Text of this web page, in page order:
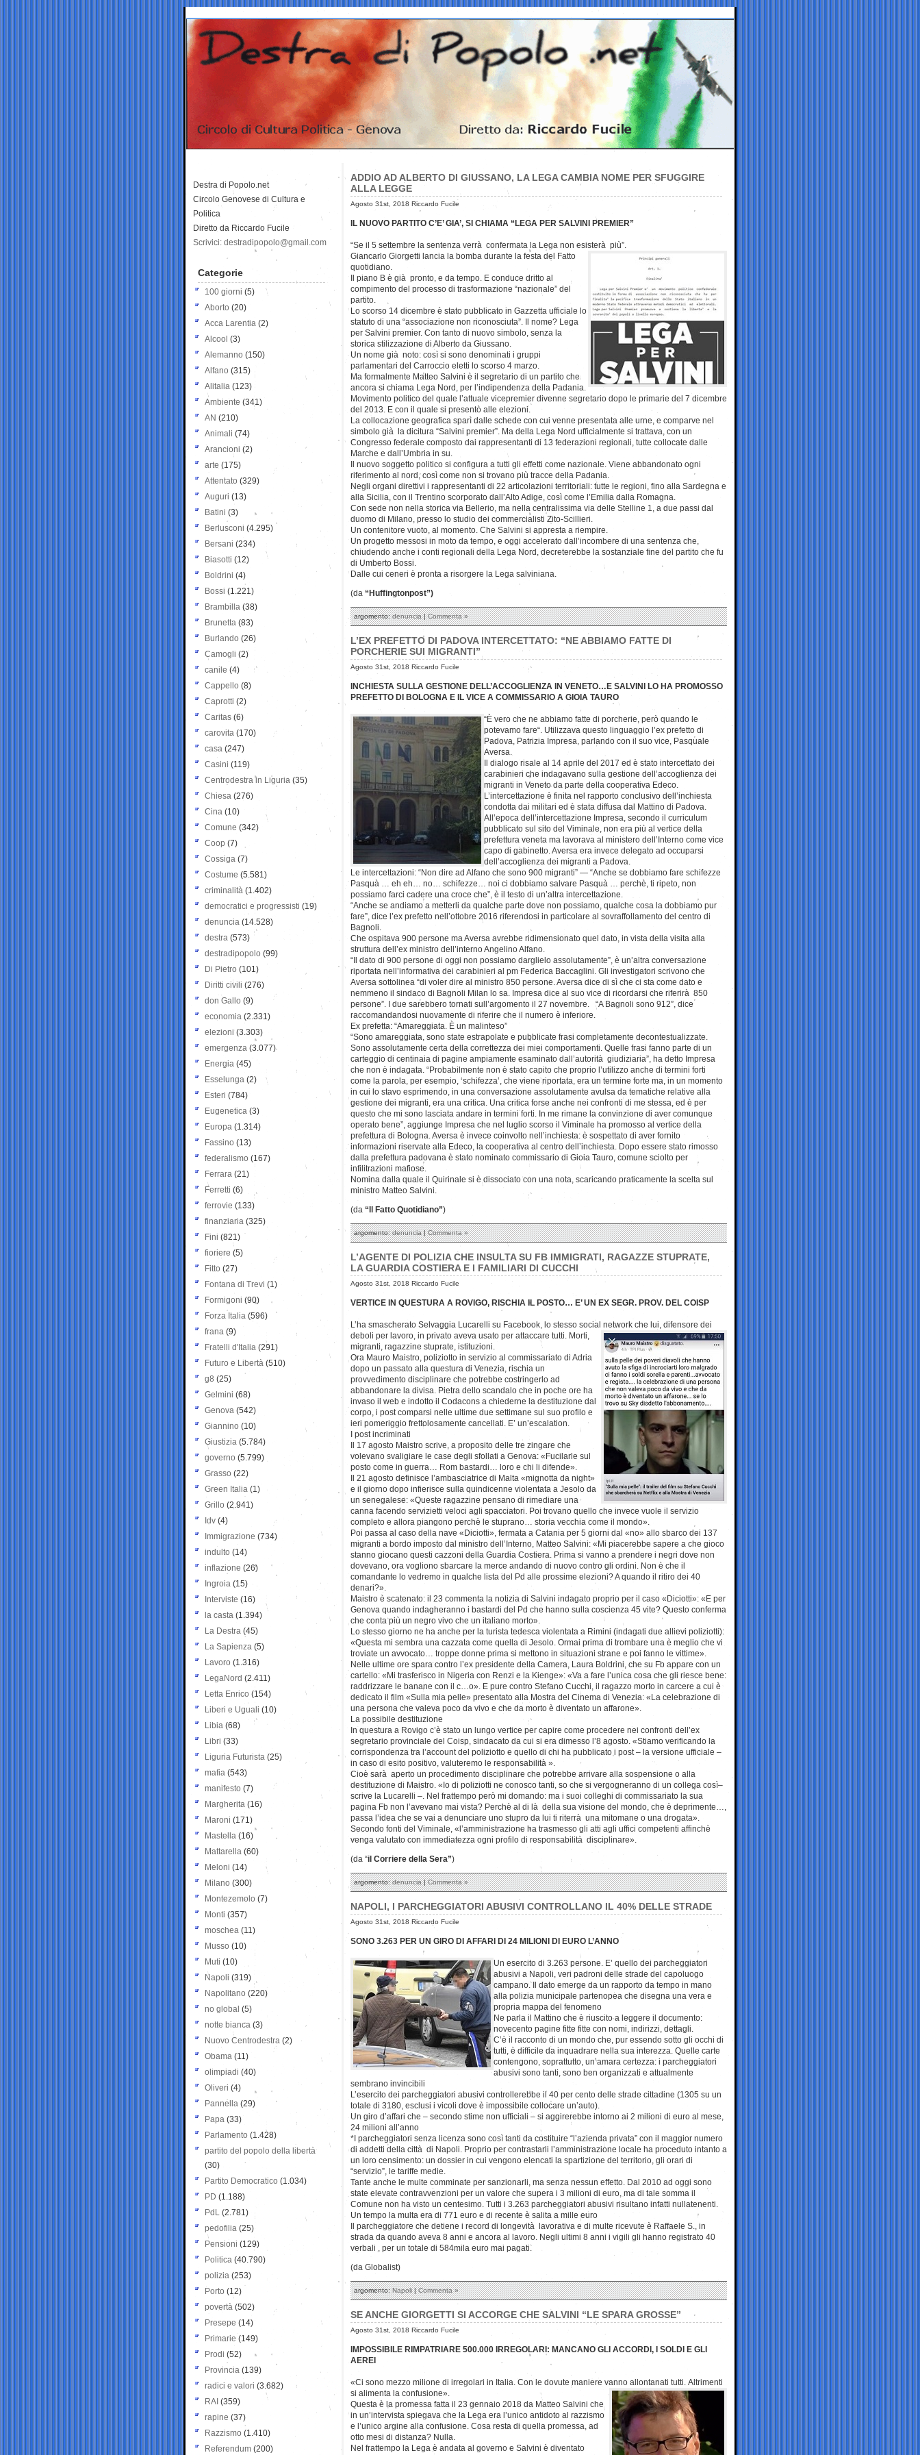
ADDIO AD ALBERTO DI GIUSSANO, LA LEGA CAMBIA NOME PER SFUGGIRE
ALLA LEGGE
Agosto 31st, 2018 Riccardo Fucile
IL NUOVO PARTITO C’E’ GIA’, SI CHIAMA “LEGA PER SALVINI PREMIER”
“Se il 5 settembre la sentenza verrà confermata la Lega non esisterà più”.
Giancarlo Giorgetti lancia la bomba durante la festa del Fatto
quotidiano.
Il piano B è già pronto, e da tempo. E conduce dritto al
compimento del processo di trasformazione “nazionale” del
partito.
Lo scorso 14 dicembre è stato pubblicato in Gazzetta ufficiale lo
statuto di una “associazione non riconosciuta”. Il nome? Lega
per Salvini premier. Con tanto di nuovo simbolo, senza la
storica stilizzazione di Alberto da Giussano.
Un nome già noto: così si sono denominati i gruppi
parlamentari del Carroccio eletti lo scorso 4 marzo.
Ma formalmente Matteo Salvini è il segretario di un partito che
ancora si chiama Lega Nord, per l’indipendenza della Padania.
Movimento politico del quale l’attuale vicepremier divenne segretario dopo le primarie del 7 dicembre
del 2013. E con il quale si presentò alle elezioni.
La collocazione geografica sparì dalle schede con cui venne presentata alle urne, e comparve nel
simbolo già la dicitura “Salvini premier”. Ma della Lega Nord ufficialmente si trattava, con un
Congresso federale composto dai rappresentanti di 13 federazioni regionali, tutte collocate dalle
Marche e dall’Umbria in su.
Il nuovo soggetto politico si configura a tutti gli effetti come nazionale. Viene abbandonato ogni
riferimento al nord, così come non si trovano più tracce della Padania.
Negli organi direttivi i rappresentanti di 22 articolazioni territoriali: tutte le regioni, fino alla Sardegna e
alla Sicilia, con il Trentino scorporato dall’Alto Adige, così come l’Emilia dalla Romagna.
Con sede non nella storica via Bellerio, ma nella centralissima via delle Stelline 1, a due passi dal
duomo di Milano, presso lo studio dei commercialisti Zito-Scillieri.
Un contenitore vuoto, al momento. Che Salvini si appresta a riempire.
Un progetto messosi in moto da tempo, e oggi accelerato dall’incombere di una sentenza che,
chiudendo anche i conti regionali della Lega Nord, decreterebbe la sostanziale fine del partito che fu
di Umberto Bossi.
Dalle cui ceneri è pronta a risorgere la Lega salviniana.
(da “Huffingtonpost”)
argomento:denuncia|Commenta »
L’EX PREFETTO DI PADOVA INTERCETTATO: “NE ABBIAMO FATTE DI
PORCHERIE SUI MIGRANTI”
Agosto 31st, 2018 Riccardo Fucile
INCHIESTA SULLA GESTIONE DELL’ACCOGLIENZA IN VENETO…E SALVINI LO HA PROMOSSO
PREFETTO DI BOLOGNA E IL VICE A COMMISSARIO A GIOIA TAURO
“È vero che ne abbiamo fatte di porcherie, però quando le
potevamo fare“. Utilizzava questo linguaggio l’ex prefetto di
Padova, Patrizia Impresa, parlando con il suo vice, Pasquale
Aversa.
Il dialogo risale al 14 aprile del 2017 ed è stato intercettato dei
carabinieri che indagavano sulla gestione dell’accoglienza dei
migranti in Veneto da parte della cooperativa Edeco.
L’intercettazione è finita nel rapporto conclusivo dell’inchiesta
condotta dai militari ed è stata diffusa dal Mattino di Padova.
All’epoca dell’intercettazione Impresa, secondo il curriculum
pubblicato sul sito del Viminale, non era più al vertice della
prefettura veneta ma lavorava al ministero dell’Interno come vice
capo di gabinetto. Aversa era invece delegato ad occuparsi
dell’accoglienza dei migranti a Padova.
Le intercettazioni: “Non dire ad Alfano che sono 900 migranti” — “Anche se dobbiamo fare schifezze
Pasquà … eh eh… no… schifezze… noi ci dobbiamo salvare Pasquà … perchè, ti ripeto, non
possiamo farci cadere una croce che”, è il testo di un’altra intercettazione.
“Anche se andiamo a metterli da qualche parte dove non possiamo, qualche cosa la dobbiamo pur
fare”, dice l’ex prefetto nell’ottobre 2016 riferendosi in particolare al sovraffollamento del centro di
Bagnoli.
Che ospitava 900 persone ma Aversa avrebbe ridimensionato quel dato, in vista della visita alla
struttura dell’ex ministro dell’interno Angelino Alfano.
“Il dato di 900 persone di oggi non possiamo darglielo assolutamente”, è un’altra conversazione
riportata nell’informativa dei carabinieri al pm Federica Baccaglini. Gli investigatori scrivono che
Aversa sottolinea “di voler dire al ministro 850 persone. Aversa dice di sì che ci sta come dato e
nemmeno il sindaco di Bagnoli Milan lo sa. Impresa dice al suo vice di ricordarsi che riferirà 850
persone”. I due sarebbero tornati sull’argomento il 27 novembre. “A Bagnoli sono 912”, dice
raccomandandosi nuovamente di riferire che il numero è inferiore.
Ex prefetta: “Amareggiata. È un malinteso”
“Sono amareggiata, sono state estrapolate e pubblicate frasi completamente decontestualizzate.
Sono assolutamente certa della correttezza dei miei comportamenti. Quelle frasi fanno parte di un
carteggio di centinaia di pagine ampiamente esaminato dall’autorità giudiziaria”, ha detto Impresa
che non è indagata. “Probabilmente non è stato capito che proprio l’utilizzo anche di termini forti
come la parola, per esempio, ‘schifezza’, che viene riportata, era un termine forte ma, in un momento
in cui lo stavo esprimendo, in una conversazione assolutamente avulsa da tematiche relative alla
gestione dei migranti, era una critica. Una critica forse anche nei confronti di me stessa, ed è per
questo che mi sono lasciata andare in termini forti. In me rimane la convinzione di aver comunque
operato bene”, aggiunge Impresa che nel luglio scorso il Viminale ha promosso al vertice della
prefettura di Bologna. Aversa è invece coinvolto nell’inchiesta: è sospettato di aver fornito
informazioni riservate alla Edeco, la cooperativa al centro dell’inchiesta. Dopo essere stato rimosso
dalla prefettura padovana è stato nominato commissario di Gioia Tauro, comune sciolto per
infilitrazioni mafiose.
Nomina dalla quale il Quirinale si è dissociato con una nota, scaricando praticamente la scelta sul
ministro Matteo Salvini.
(da “Il Fatto Quotidiano”)
argomento:denuncia|Commenta »
L’AGENTE DI POLIZIA CHE INSULTA SU FB IMMIGRATI, RAGAZZE STUPRATE,
LA GUARDIA COSTIERA E I FAMILIARI DI CUCCHI
Agosto 31st, 2018 Riccardo Fucile
VERTICE IN QUESTURA A ROVIGO, RISCHIA IL POSTO… E’ UN EX SEGR. PROV. DEL COISP
L’ha smascherato Selvaggia Lucarelli su Facebook, lo stesso social network che lui, difensore dei
deboli per lavoro, in privato aveva usato per attaccare tutti. Morti,
migranti, ragazzine stuprate, istituzioni.
Ora Mauro Maistro, poliziotto in servizio al commissariato di Adria
dopo un passato alla questura di Venezia, rischia un
provvedimento disciplinare che potrebbe costringerlo ad
abbandonare la divisa. Pietra dello scandalo che in poche ore ha
invaso il web e indotto il Codacons a chiederne la destituzione dal
corpo, i post comparsi nelle ultime due settimane sul suo profilo e
ieri pomeriggio frettolosamente cancellati. E’ un’escalation.
I post incriminati
Il 17 agosto Maistro scrive, a proposito delle tre zingare che
volevano svaligiare le case degli sfollati a Genova: «Fucilarle sul
posto come in guerra… Rom bastardi… loro e chi li difende».
Il 21 agosto definisce l’ambasciatrice di Malta «mignotta da night»
e il giorno dopo infierisce sulla quindicenne violentata a Jesolo da
un senegalese: «Queste ragazzine pensano di rimediare una
canna facendo servizietti veloci agli spacciatori. Poi trovano quello che invece vuole il servizio
completo e allora piangono perchè le stuprano… storia vecchia come il mondo».
Poi passa al caso della nave «Diciotti», fermata a Catania per 5 giorni dal «no» allo sbarco dei 137
migranti a bordo imposto dal ministro dell’Interno, Matteo Salvini: «Mi piacerebbe sapere a che gioco
stanno giocano questi cazzoni della Guardia Costiera. Prima si vanno a prendere i negri dove non
dovevano, ora vogliono sbarcare la merce andando di nuovo contro gli ordini. Non è che il
comandante lo vedremo in qualche lista del Pd alle prossime elezioni? A quando il ritiro dei 40
denari?».
Maistro è scatenato: il 23 commenta la notizia di Salvini indagato proprio per il caso «Diciotti»: «E per
Genova quando indagheranno i bastardi del Pd che hanno sulla coscienza 45 vite? Questo conferma
che conta più un negro vivo che un italiano morto».
Lo stesso giorno ne ha anche per la turista tedesca violentata a Rimini (indagati due allievi poliziotti):
«Questa mi sembra una cazzata come quella di Jesolo. Ormai prima di trombare una è meglio che vi
troviate un avvocato… troppe donne prima si mettono in situazioni strane e poi fanno le vittime».
Nelle ultime ore spara contro l’ex presidente della Camera, Laura Boldrini, che su Fb appare con un
cartello: «Mi trasferisco in Nigeria con Renzi e la Kienge»: «Va a fare l’unica cosa che gli riesce bene:
raddrizzare le banane con il c…o». E pure contro Stefano Cucchi, il ragazzo morto in carcere a cui è
dedicato il film «Sulla mia pelle» presentato alla Mostra del Cinema di Venezia: «La celebrazione di
una persona che valeva poco da vivo e che da morto è diventato un affarone».
La possibile destituzione
In questura a Rovigo c’è stato un lungo vertice per capire come procedere nei confronti dell’ex
segretario provinciale del Coisp, sindacato da cui si era dimesso l’8 agosto. «Stiamo verificando la
corrispondenza tra l’account del poliziotto e quello di chi ha pubblicato i post – la versione ufficiale –
in caso di esito positivo, valuteremo le responsabilità ».
Cioè sarà aperto un procedimento disciplinare che potrebbe arrivare alla sospensione o alla
destituzione di Maistro. «Io di poliziotti ne conosco tanti, so che si vergogneranno di un collega così–
scrive la Lucarelli –. Nel frattempo però mi domando: ma i suoi colleghi di commissariato la sua
pagina Fb non l’avevano mai vista? Perchè al di là della sua visione del mondo, che è deprimente…,
passa l’idea che se vai a denunciare uno stupro da lui ti riterrà una mitomane o una drogata».
Secondo fonti del Viminale, «l’amministrazione ha trasmesso gli atti agli uffici competenti affinchè
venga valutato con immediatezza ogni profilo di responsabilità disciplinare».
(da “il Corriere della Sera”)
argomento:denuncia|Commenta »
NAPOLI, I PARCHEGGIATORI ABUSIVI CONTROLLANO IL 40% DELLE STRADE
Agosto 31st, 2018 Riccardo Fucile
SONO 3.263 PER UN GIRO DI AFFARI DI 24 MILIONI DI EURO L’ANNO
Un esercito di 3.263 persone. E’ quello dei parcheggiatori
abusivi a Napoli, veri padroni delle strade del capoluogo
campano. Il dato emerge da un rapporto da tempo in mano
alla polizia municipale partenopea che disegna una vera e
propria mappa del fenomeno
Ne parla il Mattino che è riuscito a leggere il documento:
novecento pagine fitte fitte con nomi, indirizzi, dettagli.
C’è il racconto di un mondo che, pur essendo sotto gli occhi di
tutti, è difficile da inquadrare nella sua interezza. Quelle carte
contengono, soprattutto, un’amara certezza: i parcheggiatori
abusivi sono tanti, sono ben organizzati e attualmente
sembrano invincibili
L’esercito dei parcheggiatori abusivi controllerebbe il 40 per cento delle strade cittadine (1305 su un
totale di 3180, esclusi i vicoli dove è impossibile collocare un’auto).
Un giro d’affari che – secondo stime non ufficiali – si aggirerebbe intorno ai 2 milioni di euro al mese,
24 milioni all’anno
*I parcheggiatori senza licenza sono così tanti da costituire “l’azienda privata” con il maggior numero
di addetti della città di Napoli. Proprio per contrastarli l’amministrazione locale ha proceduto intanto a
un loro censimento: un dossier in cui vengono elencati la spartizione del territorio, gli orari di
“servizio”, le tariffe medie.
Tante anche le multe comminate per sanzionarli, ma senza nessun effetto. Dal 2010 ad oggi sono
state elevate contravvenzioni per un valore che supera i 3 milioni di euro, ma di tale somma il
Comune non ha visto un centesimo. Tutti i 3.263 parcheggiatori abusivi risultano infatti nullatenenti.
Un tempo la multa era di 771 euro e di recente è salita a mille euro
Il parcheggiatore che detiene i record di longevità lavorativa e di multe ricevute è Raffaele S., in
strada da quando aveva 8 anni e ancora al lavoro. Negli ultimi 8 anni i vigili gli hanno registrato 40
verbali , per un totale di 584mila euro mai pagati.
(da Globalist)
argomento:Napoli|Commenta »
SE ANCHE GIORGETTI SI ACCORGE CHE SALVINI “LE SPARA GROSSE”
Agosto 31st, 2018 Riccardo Fucile
IMPOSSIBILE RIMPATRIARE 500.000 IRREGOLARI: MANCANO GLI ACCORDI, I SOLDI E GLI
AEREI
«Ci sono mezzo milione di irregolari in Italia. Con le dovute maniere vanno allontanati tutti. Altrimenti
si alimenta la confusione».
Questa è la promessa fatta il 23 gennaio 2018 da Matteo Salvini che
in un’intervista spiegava che la Lega era l’unico antidoto al razzismo
e l’unico argine alla confusione. Cosa resta di quella promessa, ad
otto mesi di distanza? Nulla.
Nel frattempo la Lega è andata al governo e Salvini è diventato
Destra di Popolo.net
Circolo Genovese di Cultura e
Politica
Diretto da Riccardo Fucile
Scrivici: destradipopolo@gmail.com
Categorie
100 giorni (5)
Aborto (20)
Acca Larentia (2)
Alcool (3)
Alemanno (150)
Alfano (315)
Alitalia (123)
Ambiente (341)
AN (210)
Animali (74)
Arancioni (2)
arte (175)
Attentato (329)
Auguri (13)
Batini (3)
Berlusconi (4.295)
Bersani (234)
Biasotti (12)
Boldrini (4)
Bossi (1.221)
Brambilla (38)
Brunetta (83)
Burlando (26)
Camogli (2)
canile (4)
Cappello (8)
Caprotti (2)
Caritas (6)
carovita (170)
casa (247)
Casini (119)
Centrodestra in Liguria (35)
Chiesa (276)
Cina (10)
Comune (342)
Coop (7)
Cossiga (7)
Costume (5.581)
criminalità (1.402)
democratici e progressisti (19)
denuncia (14.528)
destra (573)
destradipopolo (99)
Di Pietro (101)
Diritti civili (276)
don Gallo (9)
economia (2.331)
elezioni (3.303)
emergenza (3.077)
Energia (45)
Esselunga (2)
Esteri (784)
Eugenetica (3)
Europa (1.314)
Fassino (13)
federalismo (167)
Ferrara (21)
Ferretti (6)
ferrovie (133)
finanziaria (325)
Fini (821)
fioriere (5)
Fitto (27)
Fontana di Trevi (1)
Formigoni (90)
Forza Italia (596)
frana (9)
Fratelli d'Italia (291)
Futuro e Libertà (510)
g8 (25)
Gelmini (68)
Genova (542)
Giannino (10)
Giustizia (5.784)
governo (5.799)
Grasso (22)
Green Italia (1)
Grillo (2.941)
Idv (4)
Immigrazione (734)
indulto (14)
inflazione (26)
Ingroia (15)
Interviste (16)
la casta (1.394)
La Destra (45)
La Sapienza (5)
Lavoro (1.316)
LegaNord (2.411)
Letta Enrico (154)
Liberi e Uguali (10)
Libia (68)
Libri (33)
Liguria Futurista (25)
mafia (543)
manifesto (7)
Margherita (16)
Maroni (171)
Mastella (16)
Mattarella (60)
Meloni (14)
Milano (300)
Montezemolo (7)
Monti (357)
moschea (11)
Musso (10)
Muti (10)
Napoli (319)
Napolitano (220)
no global (5)
notte bianca (3)
Nuovo Centrodestra (2)
Obama (11)
olimpiadi (40)
Oliveri (4)
Pannella (29)
Papa (33)
Parlamento (1.428)
partito del popolo della libertà
(30)
Partito Democratico (1.034)
PD (1.188)
PdL (2.781)
pedofilia (25)
Pensioni (129)
Politica (40.790)
polizia (253)
Porto (12)
povertà (502)
Presepe (14)
Primarie (149)
Prodi (52)
Provincia (139)
radici e valori (3.682)
RAI (359)
rapine (37)
Razzismo (1.410)
Referendum (200)